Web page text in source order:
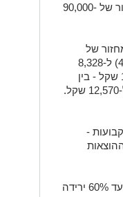
כמה ירד המחזור. מחזור של 50,000-90,000 שקל - 3,300 שקל. מחזור של 90,000-
של
120,000-150,000 שקל יקבל בין 2,776 שקל (על ירידה של 25%-40%) ל-8,328
שקל (על ירידה של עד 100%). עסק עם מחזור של 150,000-200,000 שקל - בין
3,273 ל-9,819 שקל. מחזור של 200,000-250,000 שקל - בין 4,190 ל-12,570 שקל.
-
המקדמים: ירידה של 25%-40% במחזור - מענק של 7% מההוצאות. עד 60% ירידה